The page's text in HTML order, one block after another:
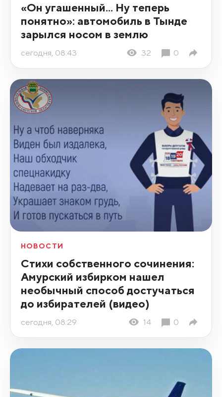
«Он угашенный... Ну теперь
понятно»: автомобиль в Тынде
зарылся носом в землю
сегодня, 08:43 32 0
НОВОСТИ
Стихи собственного сочинения:
Амурский избирком нашел
необычный способ достучаться
до избирателей (видео)
сегодня, 08:29 14 0